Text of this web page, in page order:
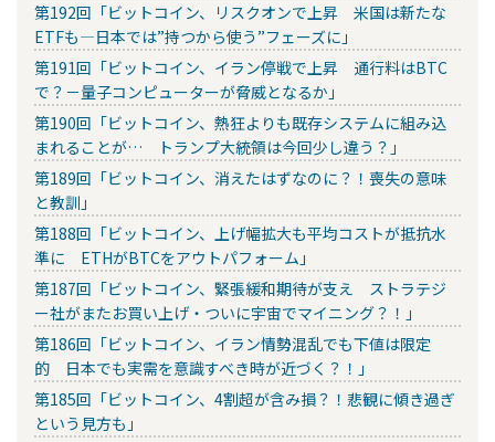
第192回「ビットコイン、リスクオンで上昇 米国は新たな
ETFも―日本では”持つから使う”フェーズに」
第191回「ビットコイン、イラン停戦で上昇 通行料はBTC
で？－量子コンピューターが脅威となるか」
第190回「ビットコイン、熱狂よりも既存システムに組み込
まれることが… トランプ大統領は今回少し違う？」
第189回「ビットコイン、消えたはずなのに？！喪失の意味
と教訓」
第188回「ビットコイン、上げ幅拡大も平均コストが抵抗水
準に ETHがBTCをアウトパフォーム」
第187回「ビットコイン、緊張緩和期待が支え ストラテジ
ー社がまたお買い上げ・ついに宇宙でマイニング？！」
第186回「ビットコイン、イラン情勢混乱でも下値は限定
的 日本でも実需を意識すべき時が近づく？！」
第185回「ビットコイン、4割超が含み損？！悲観に傾き過ぎ
という見方も」